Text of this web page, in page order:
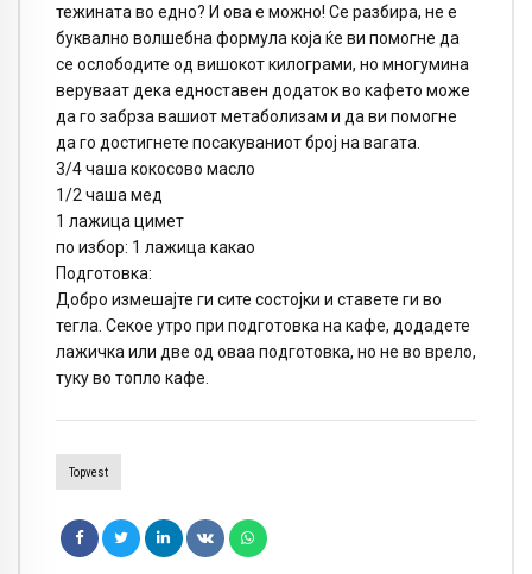
тежината во едно? И ова е можно! Се разбира, не е
буквално волшебна формула која ќе ви помогне да
се ослободите од вишокот килограми, но многумина
веруваат дека едноставен додаток во кафето може
да го забрза вашиот метаболизам и да ви помогне
да го достигнете посакуваниот број на вагата.
3/4 чаша кокосово масло
1/2 чаша мед
1 лажица цимет
по избор: 1 лажица какао
Подготовка:
Добро измешајте ги сите состојки и ставете ги во
тегла. Секое утро при подготовка на кафе, додадете
лажичка или две од оваа подготовка, но не во врело,
туку во топло кафе.
Topvest